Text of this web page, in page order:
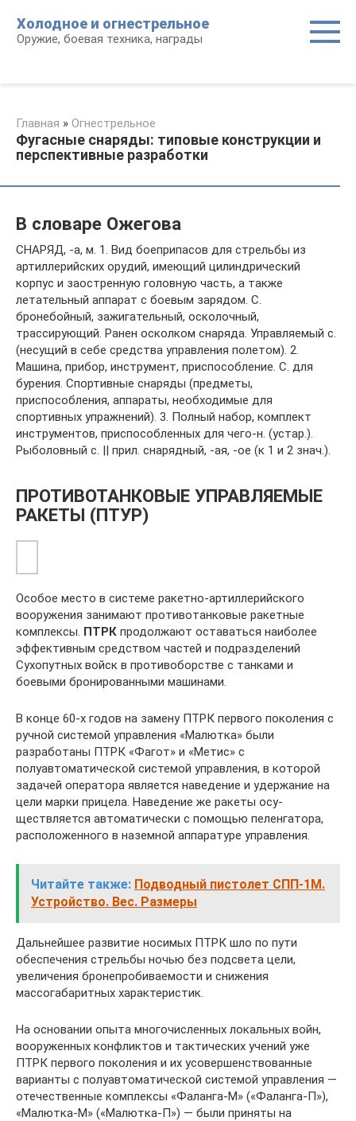
контенту
Холодное и огнестрельное
Оружие, боевая техника, награды
Главная » Огнестрельное
Фугасные снаряды: типовые конструкции и
перспективные разработки
В словаре Ожегова
СНАРЯД, -а, м. 1. Вид боеприпасов для стрельбы из
артиллерийских орудий, имеющий цилиндрический
корпус и заостренную головную часть, а также
летательный аппарат с боевым зарядом. С.
бронебойный, зажигательный, осколочный,
трассирующий. Ранен осколком снаряда. Управляемый с.
(несущий в себе средства управления полетом). 2.
Машина, прибор, инструмент, приспособление. С. для
бурения. Спортивные снаряды (предметы,
приспособления, аппараты, необходимые для
спортивных упражнений). 3. Полный набор, комплект
инструментов, приспособленных для чего-н. (устар.).
Рыболовный с. || прил. снарядный, -ая, -ое (к 1 и 2 знач.).
ПРОТИВОТАНКОВЫЕ УПРАВЛЯЕМЫЕ
РАКЕТЫ (ПТУР)
Особое место в системе ракетно-артиллерийского
воору­жения занимают противотанковые ракетные
комплексы. ПТРК продолжают оставаться наиболее
эффективным сред­ством частей и подразделений
Сухопутных войск в противо­борстве с танками и
боевыми бронированными машинами.
В конце 60-х годов на замену ПТРК первого поколения с
ручной системой управления «Малютка» были
разработаны ПТРК «Фагот» и «Метис» с
полуавтоматической системой уп­равления, в которой
задачей оператора является наведение и удержание на
цели марки прицела. Наведение же ракеты осу­
ществляется автоматически с помощью пеленгатора,
распо­ложенного в наземной аппаратуре управления.
Читайте также: Подводный пистолет СПП-1М.
Устройство. Вес. Размеры
Дальнейшее развитие носимых ПТРК шло по пути
обеспе­чения стрельбы ночью без подсвета цели,
увеличения бронепробиваемости и снижения
массогабаритных характеристик.
На основании опыта многочисленных локальных войн,
воо­руженных конфликтов и тактических учений уже
ПТРК перво­го поколения и их усовершенствованные
варианты с полуав­томатической системой управления —
отечественные комп­лексы «Фаланга-М» («Фаланга-П»),
«Малютка-М» («Малютка-П») — были приняты на